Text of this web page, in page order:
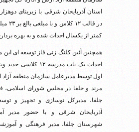
در
کمتر از یکسال احداث شده و به بهره
همچنین آئین کلنگ زنی فاز توسعه ای
احداث یک باب مدرسه
اول توسط مدیرعامل سازمان منطقه آزاد
مرند و جلفا در مجلس شورای اسلامی،
جلفا، مدیرکل نوسازی و تجهیز و
آذربایجان شرقی و با حضور
شهرستان جلفا، مدیر فرهنگی و